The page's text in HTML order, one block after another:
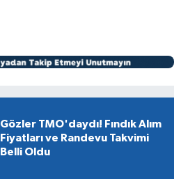
Gözler TMO'daydı! Fındık Alım
Fiyatları ve Randevu Takvimi
Belli Oldu